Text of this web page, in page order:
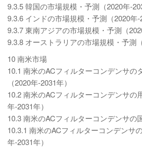
9.3.5 韓国の市場規模・予測（2020年-
9.3.6 インドの市場規模・予測（2020年-
9.3.7 東南アジアの市場規模・予測（
9.3.8 オーストラリアの市場規模・予測
10 南米市場
10.1 南米のACフィルターコンデンサの
（2020年-2031年）
10.2 南米のACフィルターコンデンサの
年-2031年）
10.3 南米のACフィルターコンデンサの
10.3.1 南米のACフィルターコンデンサ
年-2031年）